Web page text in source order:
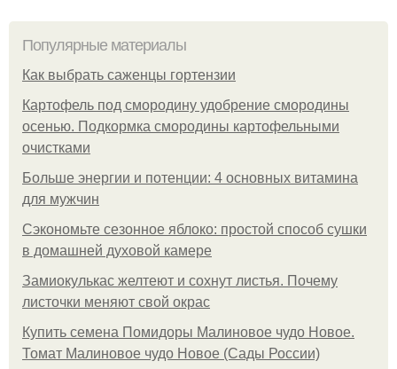
Популярные материалы
Как выбрать саженцы гортензии
Картофель под смородину удобрение смородины
осенью. Подкормка смородины картофельными
очистками
Больше энергии и потенции: 4 основных витамина
для мужчин
Сэкономьте сезонное яблоко: простой способ сушки
в домашней духовой камере
Замиокулькас желтеют и сохнут листья. Почему
листочки меняют свой окрас
Купить семена Помидоры Малиновое чудо Новое.
Томат Малиновое чудо Новое (Сады России)